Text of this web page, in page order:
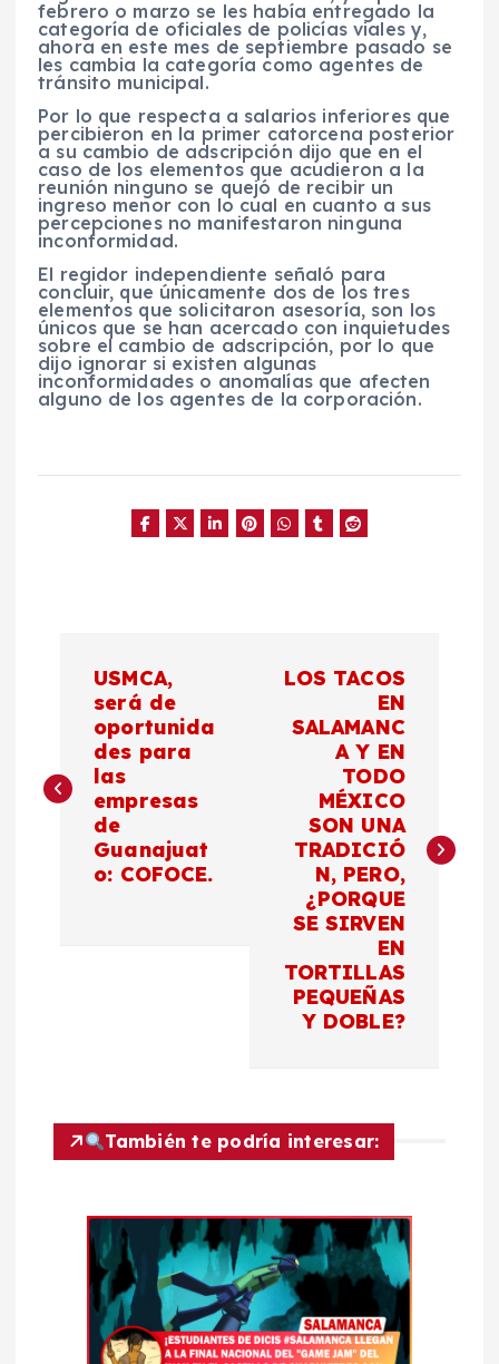
febrero o marzo se les había entregado la
categoría de oficiales de policías viales y,
ahora en este mes de septiembre pasado se
les cambia la categoría como agentes de
tránsito municipal.
Por lo que respecta a salarios inferiores que
percibieron en la primer catorcena posterior
a su cambio de adscripción dijo que en el
caso de los elementos que acudieron a la
reunión ninguno se quejó de recibir un
ingreso menor con lo cual en cuanto a sus
percepciones no manifestaron ninguna
inconformidad.
El regidor independiente señaló para
concluir, que únicamente dos de los tres
elementos que solicitaron asesoría, son los
únicos que se han acercado con inquietudes
sobre el cambio de adscripción, por lo que
dijo ignorar si existen algunas
inconformidades o anomalías que afecten
alguno de los agentes de la corporación.
v
e
n
USMCA,
será de
oportunida
des para
las
empresas
de
Guanajuat
o: COFOCE.
LOS TACOS
EN
SALAMANC
A Y EN
TODO
MÉXICO
SON UNA
TRADICIÓ
N, PERO,
¿PORQUE
SE SIRVEN
EN
TORTILLAS
PEQUEÑAS
Y DOBLE?
También te podría interesar: